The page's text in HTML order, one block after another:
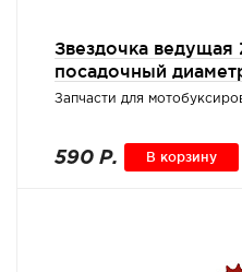
Звездочка ведущая
посадочный
Запчасти для
590 Р. В корзину